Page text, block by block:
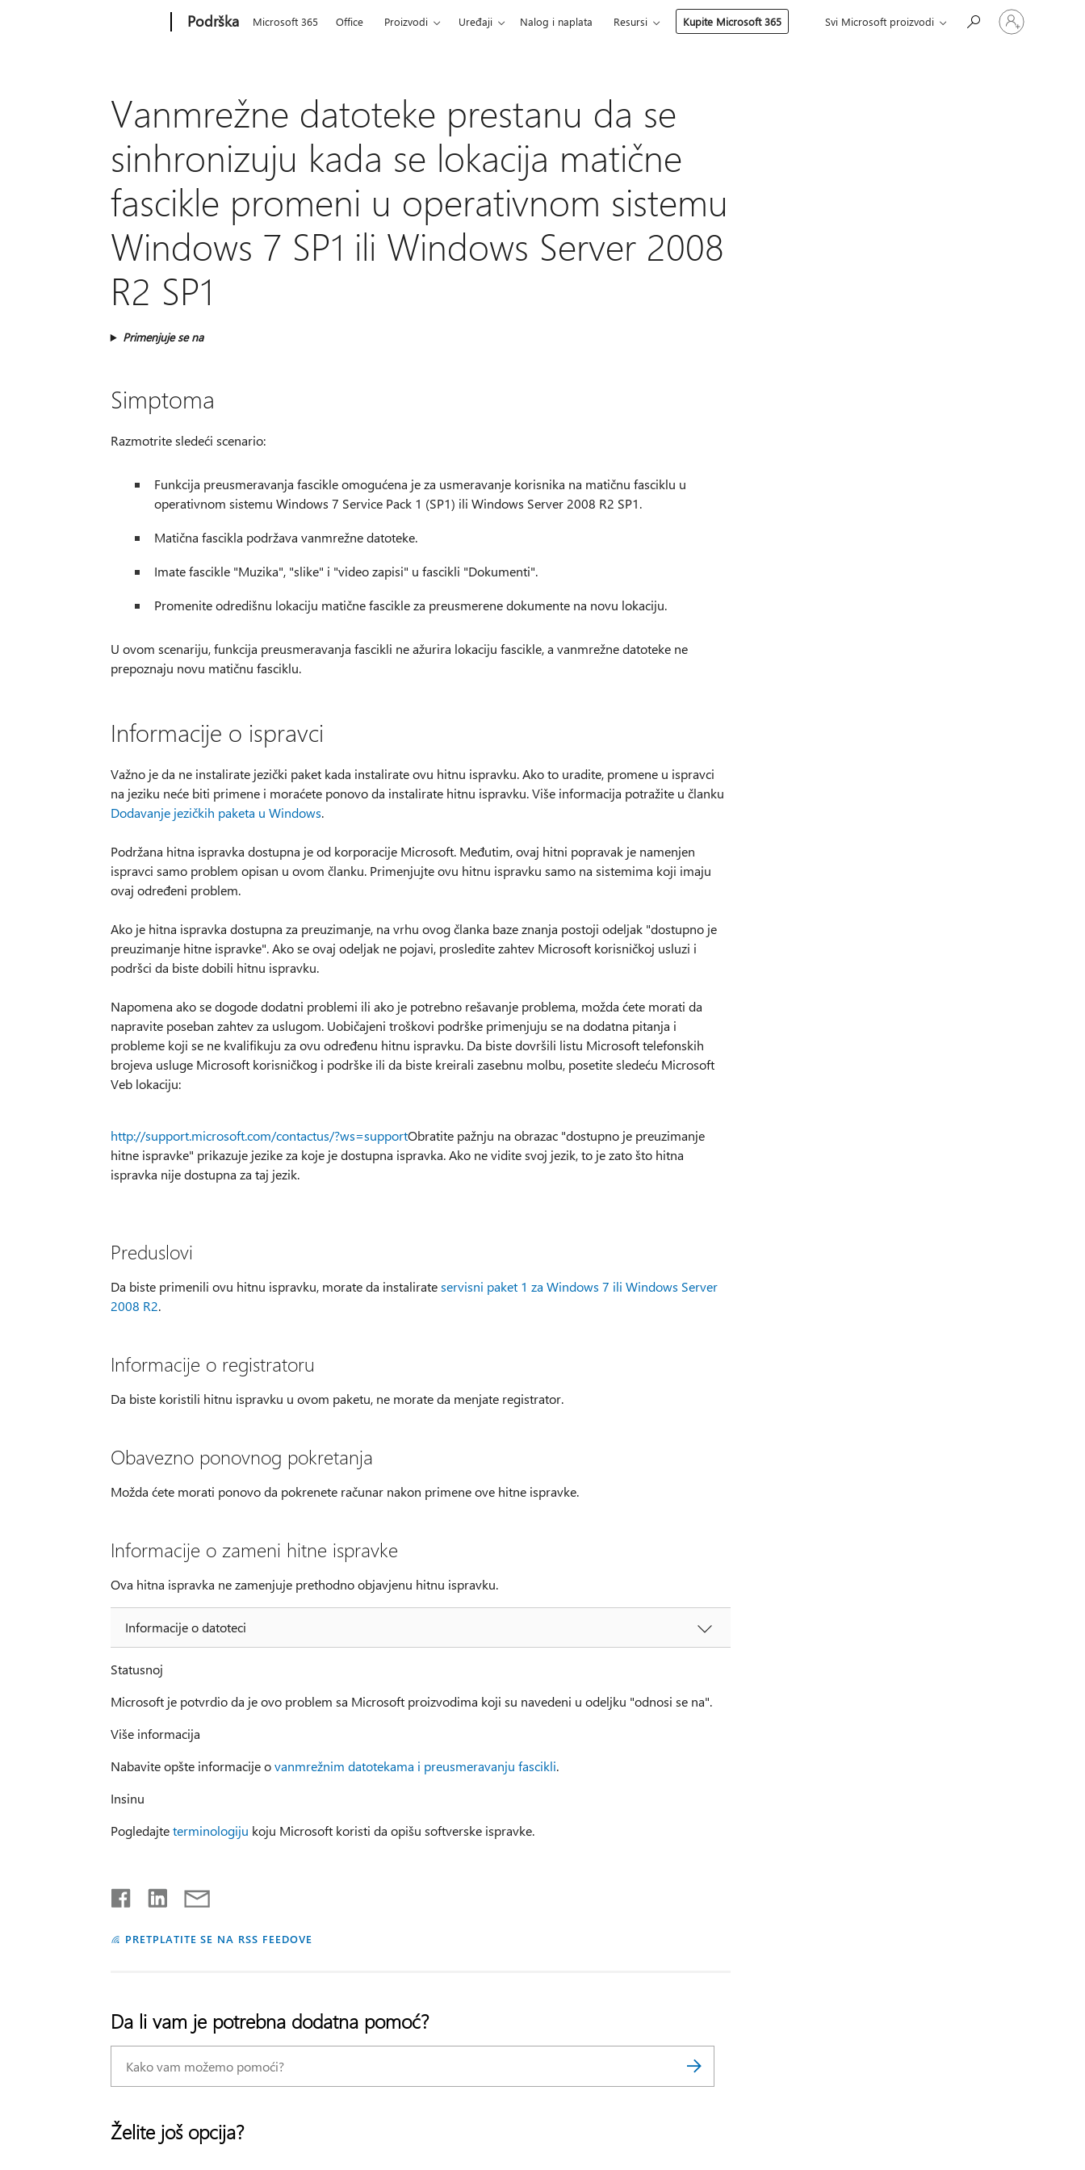
Podrška Microsoft 365 Office Proizvodi Uređaji Nalog i naplata Resursi Kupite Microsoft 365 Svi Microsoft proizvodi
Prijavite
se
Vanmrežne datoteke prestanu da se
sinhronizuju kada se lokacija matične
fascikle promeni u operativnom sistemu
Windows 7 SP1 ili Windows Server 2008
R2 SP1
Primenjuje se na
Simptoma
Razmotrite sledeći scenario:
Funkcija preusmeravanja fascikle omogućena je za usmeravanje korisnika na matičnu fasciklu u
operativnom sistemu Windows 7 Service Pack 1 (SP1) ili Windows Server 2008 R2 SP1.
Matična fascikla podržava vanmrežne datoteke.
Imate fascikle "Muzika", "slike" i "video zapisi" u fascikli "Dokumenti".
Promenite odredišnu lokaciju matične fascikle za preusmerene dokumente na novu lokaciju.
U ovom scenariju, funkcija preusmeravanja fascikli ne ažurira lokaciju fascikle, a vanmrežne datoteke ne
prepoznaju novu matičnu fasciklu.
Informacije o ispravci
Važno je da ne instalirate jezički paket kada instalirate ovu hitnu ispravku. Ako to uradite, promene u ispravci
na jeziku neće biti primene i moraćete ponovo da instalirate hitnu ispravku. Više informacija potražite u članku
Dodavanje jezičkih paketa u Windows.
Podržana hitna ispravka dostupna je od korporacije Microsoft. Međutim, ovaj hitni popravak je namenjen
ispravci samo problem opisan u ovom članku. Primenjujte ovu hitnu ispravku samo na sistemima koji imaju
ovaj određeni problem.
Ako je hitna ispravka dostupna za preuzimanje, na vrhu ovog članka baze znanja postoji odeljak "dostupno je
preuzimanje hitne ispravke". Ako se ovaj odeljak ne pojavi, prosledite zahtev Microsoft korisničkoj usluzi i
podršci da biste dobili hitnu ispravku.
Napomena ako se dogode dodatni problemi ili ako je potrebno rešavanje problema, možda ćete morati da
napravite poseban zahtev za uslugom. Uobičajeni troškovi podrške primenjuju se na dodatna pitanja i
probleme koji se ne kvalifikuju za ovu određenu hitnu ispravku. Da biste dovršili listu Microsoft telefonskih
brojeva usluge Microsoft korisničkog i podrške ili da biste kreirali zasebnu molbu, posetite sledeću Microsoft
Veb lokaciju:
http://support.microsoft.com/contactus/?ws=supportObratite pažnju na obrazac "dostupno je preuzimanje
hitne ispravke" prikazuje jezike za koje je dostupna ispravka. Ako ne vidite svoj jezik, to je zato što hitna
ispravka nije dostupna za taj jezik.
Preduslovi
Da biste primenili ovu hitnu ispravku, morate da instalirateservisni paket 1 za Windows 7 ili Windows Server
2008 R2.
Informacije o registratoru
Da biste koristili hitnu ispravku u ovom paketu, ne morate da menjate registrator.
Obavezno ponovnog pokretanja
Možda ćete morati ponovo da pokrenete računar nakon primene ove hitne ispravke.
Informacije o zameni hitne ispravke
Ova hitna ispravka ne zamenjuje prethodno objavjenu hitnu ispravku.
Informacije o datoteci
Statusnoj
Microsoft je potvrdio da je ovo problem sa Microsoft proizvodima koji su navedeni u odeljku "odnosi se na".
Više informacija
Nabavite opšte informacije ovanmrežnim datotekama i preusmeravanju fascikli.
Insinu
Pogledajteterminologiju koju Microsoft koristi da opišu softverske ispravke.
PRETPLATITE SE NA RSS FEEDOVE
Da li vam je potrebna dodatna pomoć?
Želite još opcija?